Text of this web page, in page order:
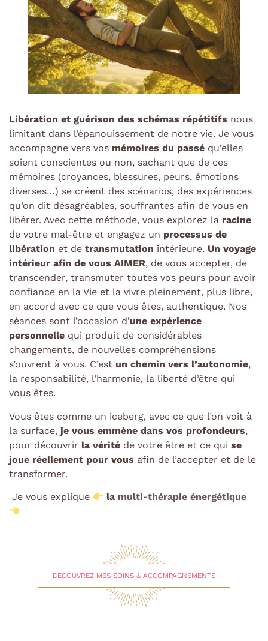
Libération et guérison des schémas répétitifs nous
limitant dans l’épanouissement de notre vie. Je vous
accompagne vers vos mémoires du passé qu’elles
soient conscientes ou non, sachant que de ces
mémoires (croyances, blessures, peurs, émotions
diverses…) se créent des scénarios, des expériences
qu’on dit désagréables, souffrantes afin de vous en
libérer. Avec cette méthode, vous explorez la racine
de votre mal-être et engagez un processus de
libération et de transmutation intérieure. Un voyage
intérieur afin de vous AIMER, de vous accepter, de
transcender, transmuter toutes vos peurs pour avoir
confiance en la Vie et la vivre pleinement, plus libre,
en accord avec ce que vous êtes, authentique. Nos
séances sont l’occasion d’une expérience
personnelle qui produit de considérables
changements, de nouvelles compréhensions
s’ouvrent à vous. C’est un chemin vers l’autonomie,
la responsabilité, l’harmonie, la liberté d’être qui
vous êtes.
Vous êtes comme un iceberg, avec ce que l’on voit à
la surface, je vous emmène dans vos profondeurs,
pour découvrir la vérité de votre être et ce qui se
joue réellement pour vous afin de l’accepter et de le
transformer.
Je vous explique la multi-thérapie énergétique
DÉCOUVREZ MES SOINS & ACCOMPAGNEMENTS